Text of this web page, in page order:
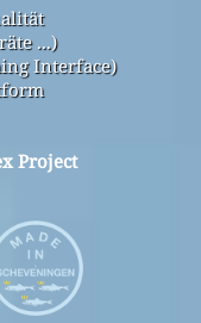
...)
Interface)
Project